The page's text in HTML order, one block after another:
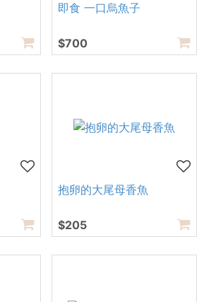
即食 一口烏魚子
$700
抱卵的大尾母香魚
$205